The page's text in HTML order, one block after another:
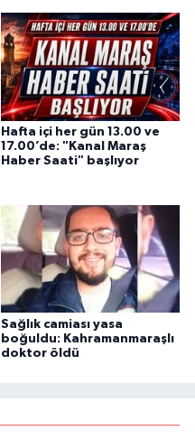
Hafta içi her gün 13.00 ve
17.00’de: "Kanal Maraş
Haber Saati" başlıyor
Sağlık camiası yasa
boğuldu: Kahramanmaraşlı
doktor öldü